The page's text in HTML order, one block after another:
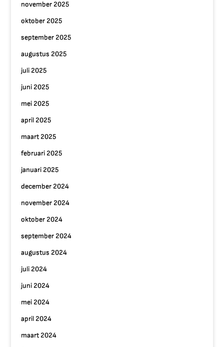
november 2025
oktober 2025
september 2025
augustus 2025
juli 2025
juni 2025
mei 2025
april 2025
maart 2025
februari 2025
januari 2025
december 2024
november 2024
oktober 2024
september 2024
augustus 2024
juli 2024
juni 2024
mei 2024
april 2024
maart 2024